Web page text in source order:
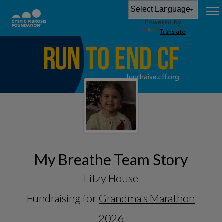
Powered by
Translate
My Breathe Team Story
Litzy House
Fundraising for Grandma's Marathon
2026